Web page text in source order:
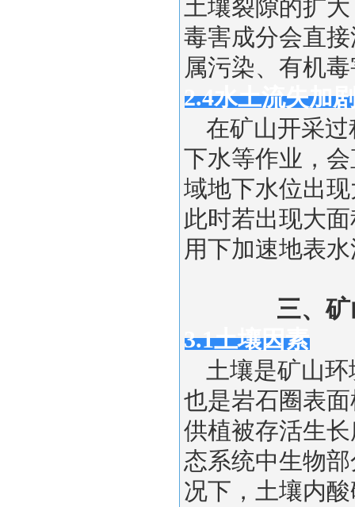
土壤裂隙的扩
毒害成分会直
属污染、有机
2.4水土流失加
在矿山开采
下水等作业，
域地下水位出
此时若出现大
用下加速地表
三、
3.1土壤因素
土壤是矿山
也是岩石圈表
供植被存活生
态系统中生物
况下，土壤内